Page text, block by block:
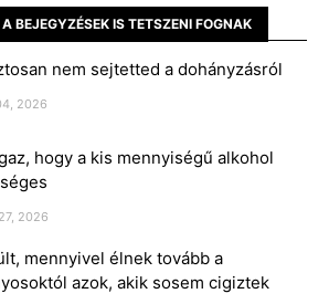
BEJEGYZÉSEK IS TETSZENI FOGNAK
nem sejtetted a dohányzásról
2026
hogy a kis mennyiségű alkohol
2026
mennyivel élnek tovább a
azok, akik sosem cigiztek